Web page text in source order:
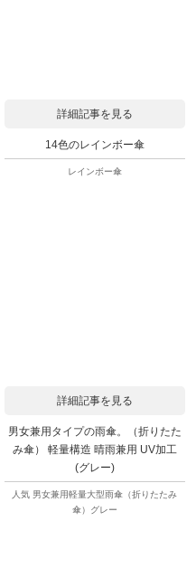
詳細記事を見る
14色のレインボー傘
レインボー傘
詳細記事を見る
男女兼用タイプの雨傘。（折りたた
み傘） 軽量構造 晴雨兼用 UV加工
(グレー)
人気 男女兼用軽量大型雨傘（折りたたみ
傘）グレー